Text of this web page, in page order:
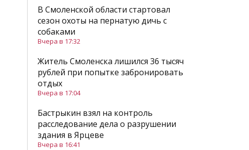
В Смоленской области стартовал
сезон охоты на пернатую дичь с
собаками
Вчера в 17:32
Житель Смоленска лишился 36 тысяч
рублей при попытке забронировать
отдых
Вчера в 17:04
Бастрыкин взял на контроль
расследование дела о разрушении
здания в Ярцеве
Вчера в 16:41